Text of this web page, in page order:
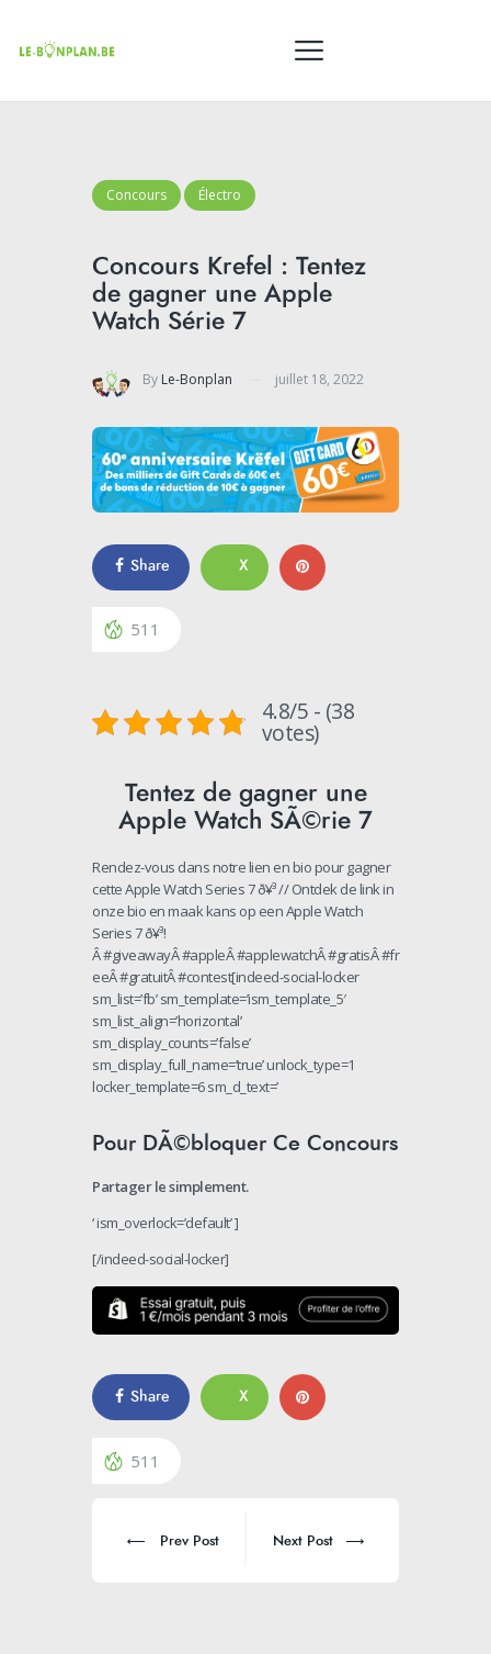
Concours Électro
Concours Krefel : Tentez
de gagner une Apple
Watch Série 7
By Le-Bonplan juillet 18, 2022
Share X
511
4.8/5 - (38
votes)
Tentez de gagner une
Apple Watch SÃ©rie 7
Rendez-vous dans notre lien en bio pour gagner
cette Apple Watch Series 7 ð¥³ // Ontdek de link in
onze bio en maak kans op een Apple Watch
Series 7 ð¥³!
Â #giveawayÂ #appleÂ #applewatchÂ #gratisÂ #fr
eeÂ #gratuitÂ #contest[indeed-social-locker
sm_list=’fb’ sm_template=’ism_template_5′
sm_list_align=’horizontal’
sm_display_counts=’false’
sm_display_full_name=’true’ unlock_type=1
locker_template=6 sm_d_text=’
Pour DÃ©bloquer Ce Concours
Partager le simplement.
‘ ism_overlock=’default’ ]
[/indeed-social-locker]
Share X
511
Prev Post Next Post